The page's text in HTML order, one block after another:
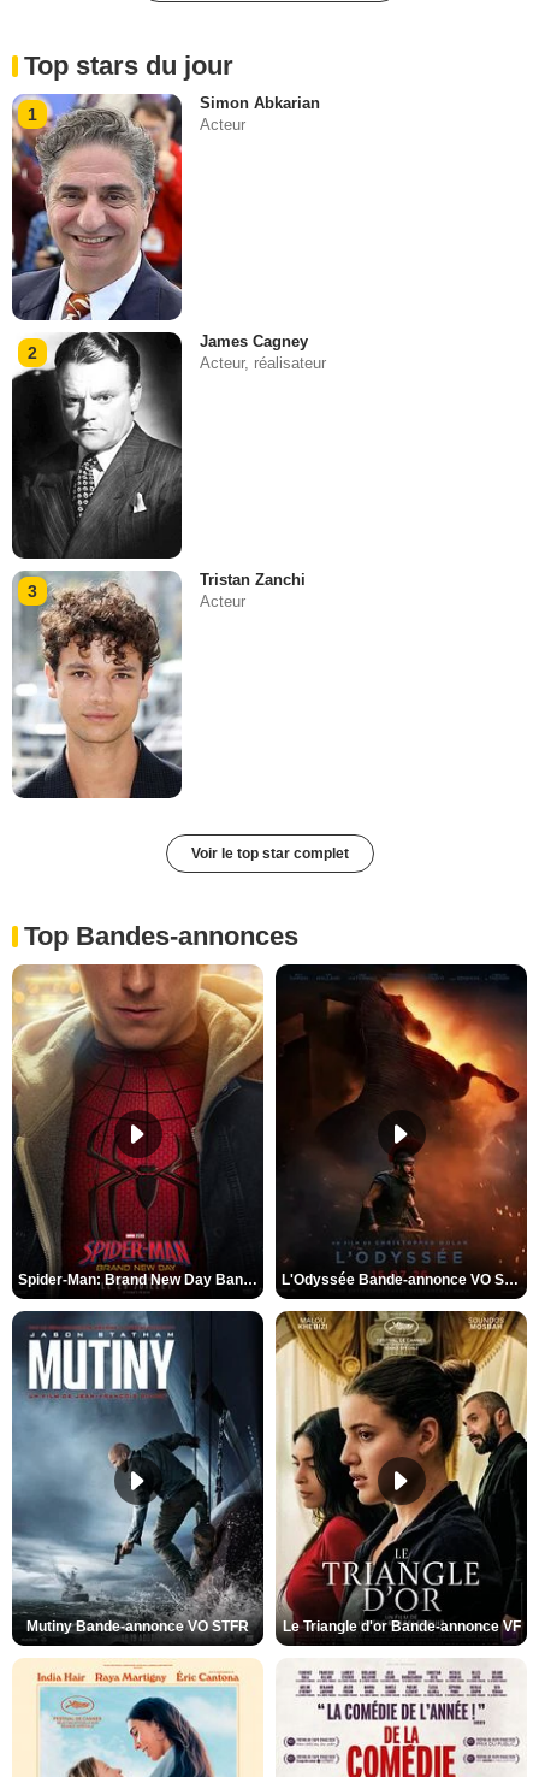
Top stars du jour
1
Simon Abkarian
Acteur
2
James Cagney
Acteur, réalisateur
3
Tristan Zanchi
Acteur
Voir le top star complet
Top Bandes-annonces
Spider-Man: Brand New Day Bande-annonce VO STFR L'Odyssée Bande-annonce VO STFR
Mutiny Bande-annonce VO STFR Le Triangle d'or Bande-annonce VF